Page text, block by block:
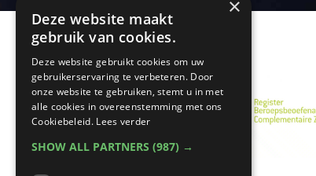
7 november 2019
×
Deze website maakt
gebruik van cookies.
Deze website gebruikt cookies om uw
gebruikerservaring te verbeteren. Door
onze website te gebruiken, stemt u in met
alle cookies in overeenstemming met ons
Cookiebeleid. Lees verder
SHOW ALL PARTNERS (987) →